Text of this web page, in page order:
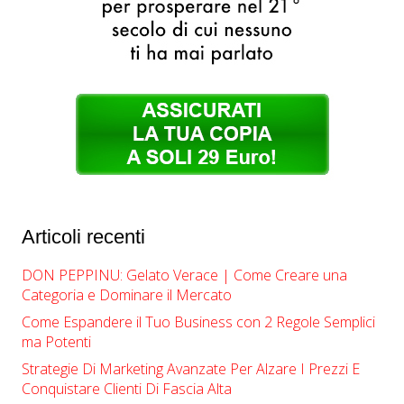
Articoli recenti
DON PEPPINU: Gelato Verace | Come Creare una
Categoria e Dominare il Mercato
Come Espandere il Tuo Business con 2 Regole Semplici
ma Potenti
Strategie Di Marketing Avanzate Per Alzare I Prezzi E
Conquistare Clienti Di Fascia Alta